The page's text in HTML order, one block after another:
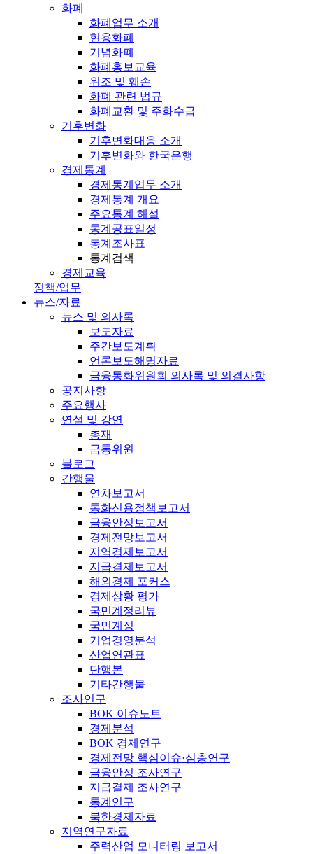
화폐
화폐업무 소개
현용화폐
기념화폐
화폐홍보교육
위조 및 훼손
화폐 관련 법규
화폐교환 및 주화수급
기후변화
기후변화대응 소개
기후변화와 한국은행
경제통계
경제통계업무 소개
경제통계 개요
주요통계 해설
통계공표일정
통계조사표
통계검색
경제교육
정책/업무
뉴스/자료
뉴스 및 의사록
보도자료
주간보도계획
언론보도해명자료
금융통화위원회 의사록 및 의결사항
공지사항
주요행사
연설 및 강연
총재
금통위원
블로그
간행물
연차보고서
통화신용정책보고서
금융안정보고서
경제전망보고서
지역경제보고서
지급결제보고서
해외경제 포커스
경제상황 평가
국민계정리뷰
국민계정
기업경영분석
산업연관표
단행본
기타간행물
조사연구
BOK 이슈노트
경제분석
BOK 경제연구
경제전망 핵심이슈·심층연구
금융안정 조사연구
지급결제 조사연구
통계연구
북한경제자료
지역연구자료
주력산업 모니터링 보고서